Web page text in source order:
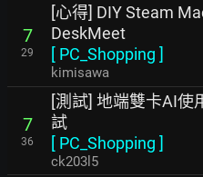
7
29
[心得] DIY Steam
DeskMeet
[ PC_Shopping ]
kimisawa
7
36
[測試] 地端雙卡AI使
試
[ PC_Shopping ]
ck203l5